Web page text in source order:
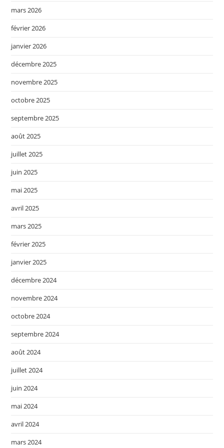
mars 2026
février 2026
janvier 2026
décembre 2025
novembre 2025
octobre 2025
septembre 2025
août 2025
juillet 2025
juin 2025
mai 2025
avril 2025
mars 2025
février 2025
janvier 2025
décembre 2024
novembre 2024
octobre 2024
septembre 2024
août 2024
juillet 2024
juin 2024
mai 2024
avril 2024
mars 2024